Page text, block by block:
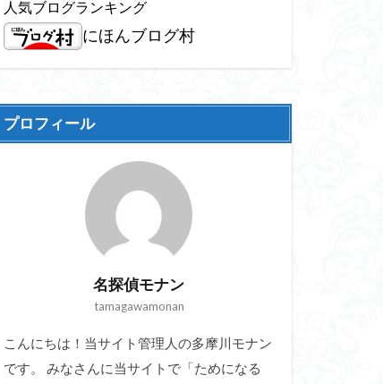
人気ブログランキング
にほんブログ村
プロフィール
名探偵モナン
tamagawamonan
こんにちは！当サイト管理人の多摩川モナン
です。 みなさんに当サイトで「ためになる